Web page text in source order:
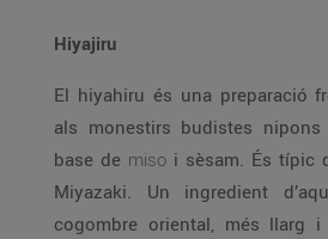
Hiyajiru
El hiyahiru és una preparació
als monestirs budistes
base de miso i sèsam. És típic
Miyazaki. Un ingredient
cogombre oriental, més llarg